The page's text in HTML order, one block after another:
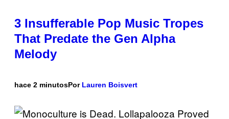
3 Insufferable Pop Music Tropes
That Predate the Gen Alpha
Melody
hace 2 minutosPor Lauren Boisvert